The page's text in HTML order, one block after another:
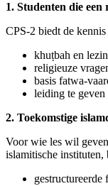
1. Studenten die
CPS‑2 biedt de
khuṭbah en
religieuze
basis
leiding te
2. Toekomstige
Voor wie les wil
islamitische instituten,
gestructureerde